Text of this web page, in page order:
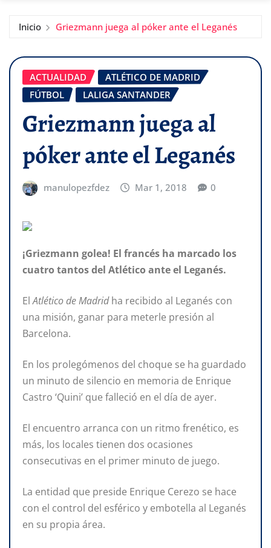
Inicio Griezmann juega al póker ante el Leganés
ACTUALIDAD
ATLÉTICO DE MADRID
FÚTBOL
LALIGA SANTANDER
Griezmann juega al
póker ante el Leganés
manulopezfdez Mar 1, 2018 0
¡Griezmann golea! El francés ha marcado los
cuatro tantos del Atlético ante el Leganés.
ElAtlético de Madridha recibido al Leganés con
una misión, ganar para meterle presión al
Barcelona.
En los prolegómenos del choque se ha guardado
un minuto de silencio en memoria de Enrique
Castro ‘Quini’ que falleció en el día de ayer.
El encuentro arranca con un ritmo frenético, es
más, los locales tienen dos ocasiones
consecutivas en el primer minuto de juego.
La entidad que preside Enrique Cerezo se hace
con el control del esférico y embotella al Leganés
en su propia área.